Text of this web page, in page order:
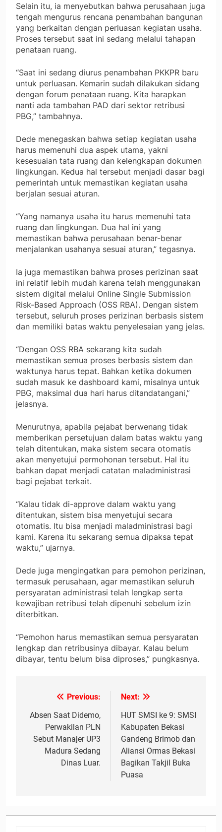
Selain itu, ia menyebutkan bahwa perusahaan juga
tengah mengurus rencana penambahan bangunan
yang berkaitan dengan perluasan kegiatan usaha.
Proses tersebut saat ini sedang melalui tahapan
penataan ruang.
“Saat ini sedang diurus penambahan PKKPR baru
untuk perluasan. Kemarin sudah dilakukan sidang
dengan forum penataan ruang. Kita harapkan
nanti ada tambahan PAD dari sektor retribusi
PBG,” tambahnya.
Dede menegaskan bahwa setiap kegiatan usaha
harus memenuhi dua aspek utama, yakni
kesesuaian tata ruang dan kelengkapan dokumen
lingkungan. Kedua hal tersebut menjadi dasar bagi
pemerintah untuk memastikan kegiatan usaha
berjalan sesuai aturan.
“Yang namanya usaha itu harus memenuhi tata
ruang dan lingkungan. Dua hal ini yang
memastikan bahwa perusahaan benar-benar
menjalankan usahanya sesuai aturan,” tegasnya.
Ia juga memastikan bahwa proses perizinan saat
ini relatif lebih mudah karena telah menggunakan
sistem digital melalui Online Single Submission
Risk-Based Approach (OSS RBA). Dengan sistem
tersebut, seluruh proses perizinan berbasis sistem
dan memiliki batas waktu penyelesaian yang jelas.
“Dengan OSS RBA sekarang kita sudah
memastikan semua proses berbasis sistem dan
waktunya harus tepat. Bahkan ketika dokumen
sudah masuk ke dashboard kami, misalnya untuk
PBG, maksimal dua hari harus ditandatangani,”
jelasnya.
Menurutnya, apabila pejabat berwenang tidak
memberikan persetujuan dalam batas waktu yang
telah ditentukan, maka sistem secara otomatis
akan menyetujui permohonan tersebut. Hal itu
bahkan dapat menjadi catatan maladministrasi
bagi pejabat terkait.
“Kalau tidak di-approve dalam waktu yang
ditentukan, sistem bisa menyetujui secara
otomatis. Itu bisa menjadi maladministrasi bagi
kami. Karena itu sekarang semua dipaksa tepat
waktu,” ujarnya.
Dede juga mengingatkan para pemohon perizinan,
termasuk perusahaan, agar memastikan seluruh
persyaratan administrasi telah lengkap serta
kewajiban retribusi telah dipenuhi sebelum izin
diterbitkan.
“Pemohon harus memastikan semua persyaratan
lengkap dan retribusinya dibayar. Kalau belum
dibayar, tentu belum bisa diproses,” pungkasnya.
Navigasi
pos
Previous:
Absen Saat Didemo,
Perwakilan PLN
Sebut Manajer UP3
Madura Sedang
Dinas Luar.
Next:
HUT SMSI ke 9: SMSI
Kabupaten Bekasi
Gandeng Brimob dan
Aliansi Ormas Bekasi
Bagikan Takjil Buka
Puasa